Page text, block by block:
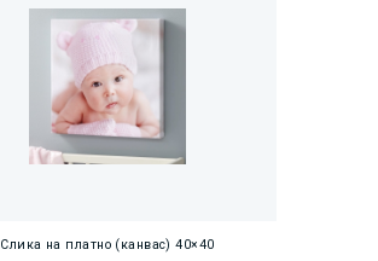
Слика на платно (канвас) 40×40